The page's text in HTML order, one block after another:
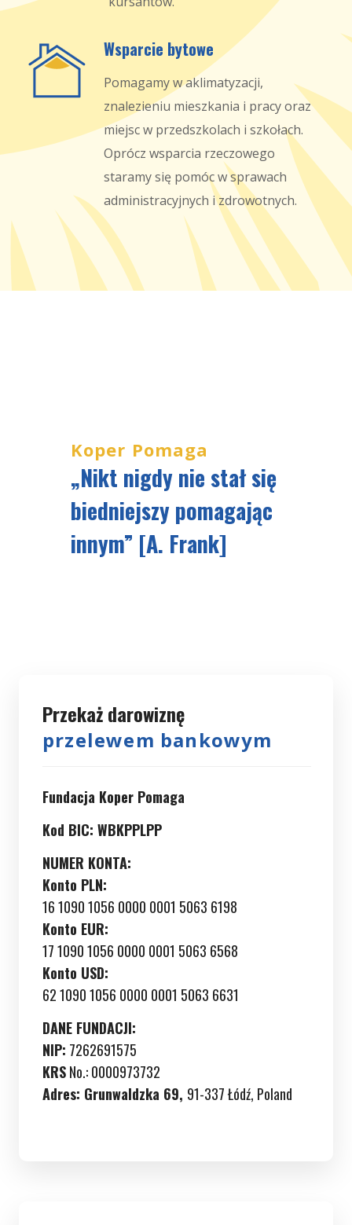
Wsparcie bytowe
Pomagamy w aklimatyzacji,
znalezieniu mieszkania i pracy oraz
miejsc w przedszkolach i szkołach.
Oprócz wsparcia rzeczowego
staramy się pomóc w sprawach
administracyjnych i zdrowotnych.
Koper Pomaga
„Nikt nigdy nie stał się
biedniejszy pomagając
innym” [A. Frank]
Przekaż darowiznę
przelewem bankowym
Fundacja Koper Pomaga
Kod BIC: WBKPPLPP
NUMER KONTA:
Konto PLN:
16 1090 1056 0000 0001 5063 6198
Konto EUR:
17 1090 1056 0000 0001 5063 6568
Konto USD:
62 1090 1056 0000 0001 5063 6631
DANE FUNDACJI:
NIP: 7262691575
KRSNo.: 0000973732
Adres: Grunwaldzka 69, 91-337 Łódź, Poland